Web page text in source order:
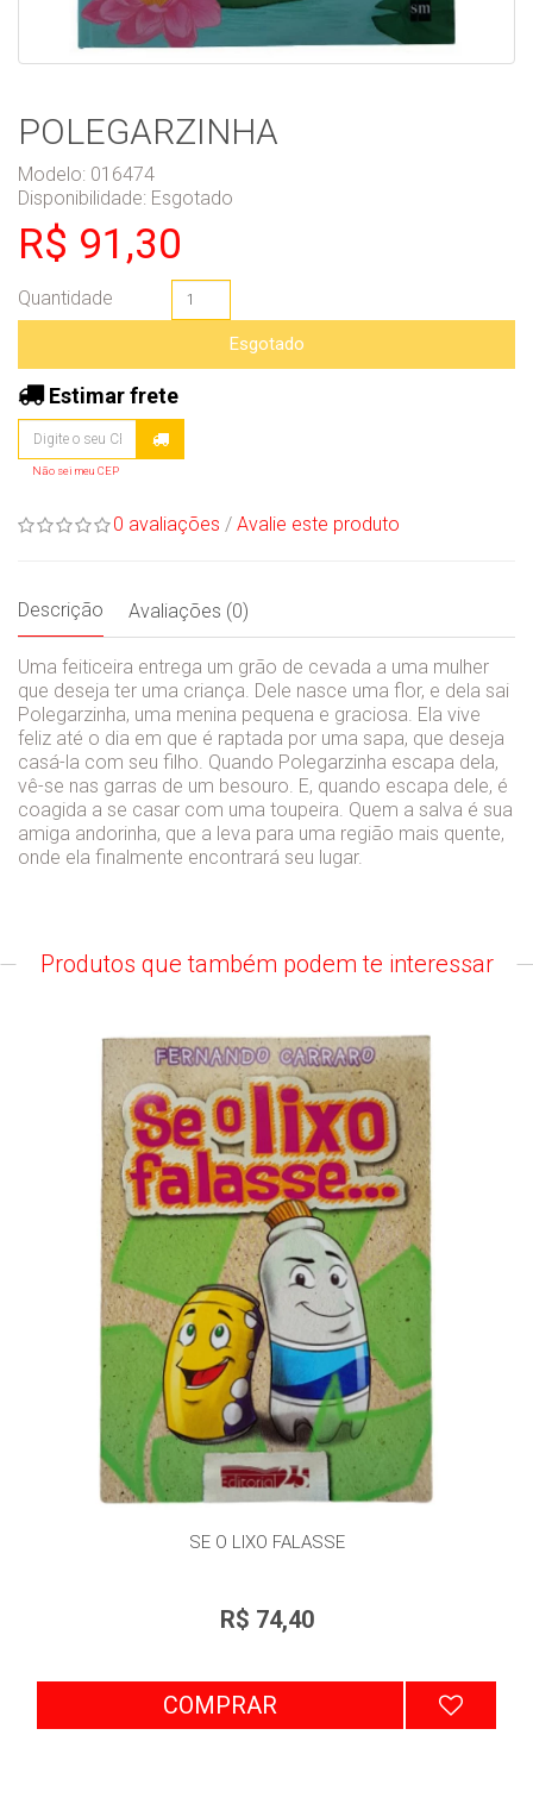
POLEGARZINHA
Modelo: 016474
Disponibilidade: Esgotado
R$ 91,30
Quantidade
Esgotado
Estimar frete
Não sei meu CEP
0 avaliações / Avalie este produto
Descrição Avaliações (0)
Uma feiticeira entrega um grão de cevada a uma mulher
que deseja ter uma criança. Dele nasce uma flor, e dela sai
Polegarzinha, uma menina pequena e graciosa. Ela vive
feliz até o dia em que é raptada por uma sapa, que deseja
casá-la com seu filho. Quando Polegarzinha escapa dela,
vê-se nas garras de um besouro. E, quando escapa dele, é
coagida a se casar com uma toupeira. Quem a salva é sua
amiga andorinha, que a leva para uma região mais quente,
onde ela finalmente encontrará seu lugar.
Produtos que também podem te interessar
SE O LIXO FALASSE
R$ 74,40
COMPRAR